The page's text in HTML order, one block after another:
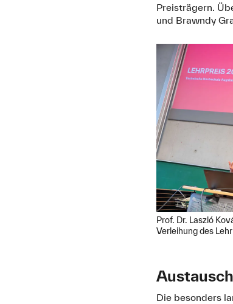
Preisträgern.
und Brawndy
Prof. Dr. Laszló
Verleihung des
Die besonders